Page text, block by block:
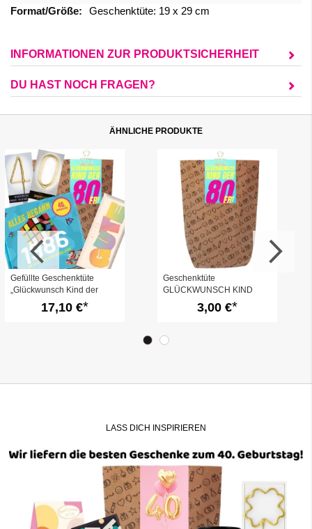
Informationen
Geschenktüte: 19 x 29 cm
INFORMATIONEN ZUR PRODUKTSICHERHEIT
DU HAST NOCH FRAGEN?
ÄHNLICHE PRODUKTE
Gefüllte Geschenktüte
„Glückwunsch Kind der
80er“ (Set 5)17,10 €
Geschenktüte
GLÜCKWUNSCH KIND
DER 80er - zum Befüllen
3,00 €
LASS DICH INSPIRIEREN